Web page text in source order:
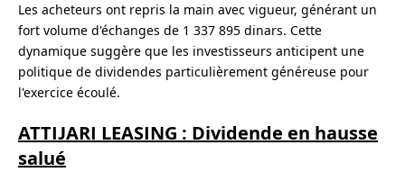
Les acheteurs ont repris la main avec vigueur, générant un
fort volume d'échanges de 1 337 895 dinars. Cette
dynamique suggère que les investisseurs anticipent une
politique de dividendes particulièrement généreuse pour
l'exercice écoulé.
ATTIJARI LEASING : Dividende en hausse
salué